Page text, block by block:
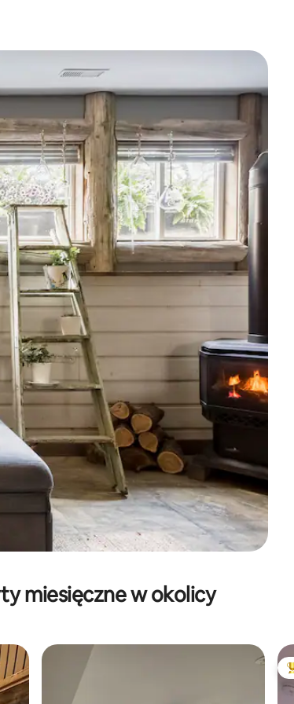
w górę i w dół lub przeglądać je za pomocą
miesięczne w okolicy